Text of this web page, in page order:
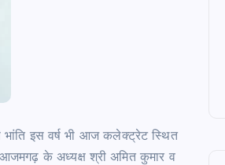
भांति इस वर्ष भी आज कलेक्ट्रेट स्थित
के अध्यक्ष श्री अमित कुमार व